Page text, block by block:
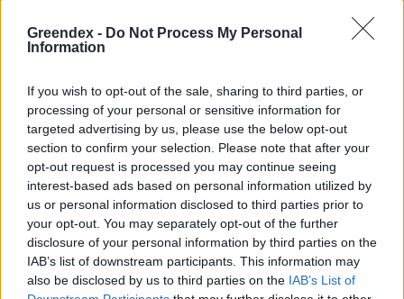
Greendex - Do Not Process My Personal
Information
If you wish to opt-out of the sale, sharing to third parties, or
processing of your personal or sensitive information for
targeted advertising by us, please use the below opt-out
section to confirm your selection. Please note that after your
opt-out request is processed you may continue seeing
interest-based ads based on personal information utilized by
us or personal information disclosed to third parties prior to
your opt-out. You may separately opt-out of the further
disclosure of your personal information by third parties on the
IAB’s list of downstream participants. This information may
also be disclosed by us to third parties on the IAB’s List of
Forrás (Ökológiai Mezőgazdasági
Kutatóintézet)
Szemle
A szerző további cikkei